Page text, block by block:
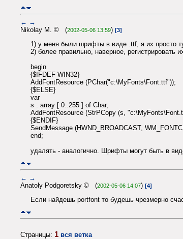
← →
Nikolay M. © (2002-05-06 13:59) [3]
1) у меня были шрифты в виде .ttf, я их просто
2) более правильно, наверное, регистрировать
begin
{$IFDEF WIN32}
AddFontResource (PChar("c:\MyFonts\Font.ttf"));
{$ELSE}
var
s : array [ 0..255 ] of Char;
AddFontResource (StrPCopy (s,
{$ENDIF}
SendMessage (HWND_BROADCAST,
end;
удалять - аналогично. Шрифты могут быть в
← →
Anatoly Podgoretsky © (2002-05-06 14:07) [4]
Если найдешь portfont то будешь чрезмерно
Страницы: 1 вся ветка